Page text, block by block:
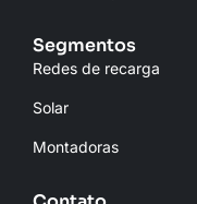
Segmentos
Redes de recarga
Solar
Montadoras